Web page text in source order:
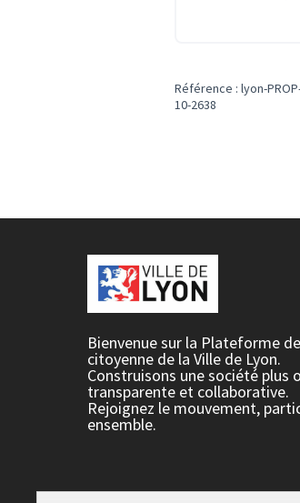
Référence : lyon-
10-2638
Bienvenue sur la Plateforme
citoyenne de la Ville de Lyon.
Construisons une société plus
transparente et collaborative.
Rejoignez le mouvement,
ensemble.